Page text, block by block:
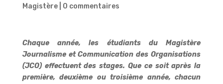
Magistère| 0 commentaires
Chaque année, les étudiants du Magistère
Journalisme et Communication des Organisations
(JCO) effectuent des stages. Que ce soit après la
première, deuxième ou troisième année, chacun